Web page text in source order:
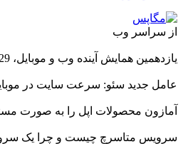
از سراسر وب
یازدهمین همایش آینده وب و موبایل، 29 و 30 آذر ماه 1397
عامل جدید سئو: سرعت سایت در
آمازون محصولات اپل را به صورت
سرویس متاسرچ چیست و چرا یک